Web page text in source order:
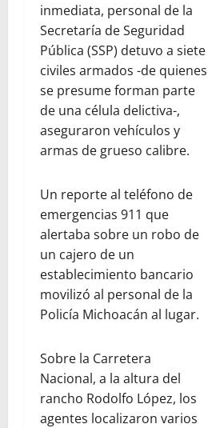
inmediata, personal de la
Secretaría de Seguridad
Pública (SSP) detuvo a siete
civiles armados -de quienes
se presume forman parte
de una célula delictiva-,
aseguraron vehículos y
armas de grueso calibre.
Un reporte al teléfono de
emergencias 911 que
alertaba sobre un robo de
un cajero de un
establecimiento bancario
movilizó al personal de la
Policía Michoacán al lugar.
Sobre la Carretera
Nacional, a la altura del
rancho Rodolfo López, los
agentes localizaron varios